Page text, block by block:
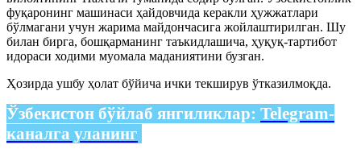
фуқаронинг машинаси ҳайдовчида керакли ҳужжатлари
бўлмагани учун жарима майдончасига жойлаштирилган. Шу
билан бирга, бошқарманинг таъкидлашича, ҳуқуқ-тартибот
идораси ходими муомала маданиятини бузган.
Ҳозирда ушбу ҳолат бўйича ички текширув ўтказилмоқда.
Ўзбекистон бўйлаб янгиликлар: Telegram-
каналга уланинг